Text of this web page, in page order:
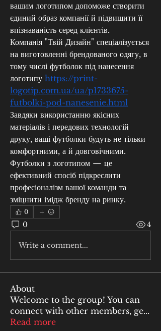
вашим логотипом допоможе створити
єдиний образ компанії й підвищити її
впізнаваність серед клієнтів.
Компанія "Твій Дизайн" спеціалізується
на виготовленні брендованого одягу, в
тому числі футболок під нанесення
логотипу https://print-
logotip.com.ua/ua/p1733675-
futbolki-pod-nanesenie.html
Завдяки використанню якісних
матеріалів і передових технологій
друку, ваші футболки будуть не тільки
комфортними, а й довговічними.
Футболки з логотипом — це
ефективний спосіб підкреслити
професіоналізм вашої команди та
зміцнити імідж бренду на ринку.
0
0 4
Write a comment...
About
Welcome to the group! You can
connect with other members, ge...
Read more